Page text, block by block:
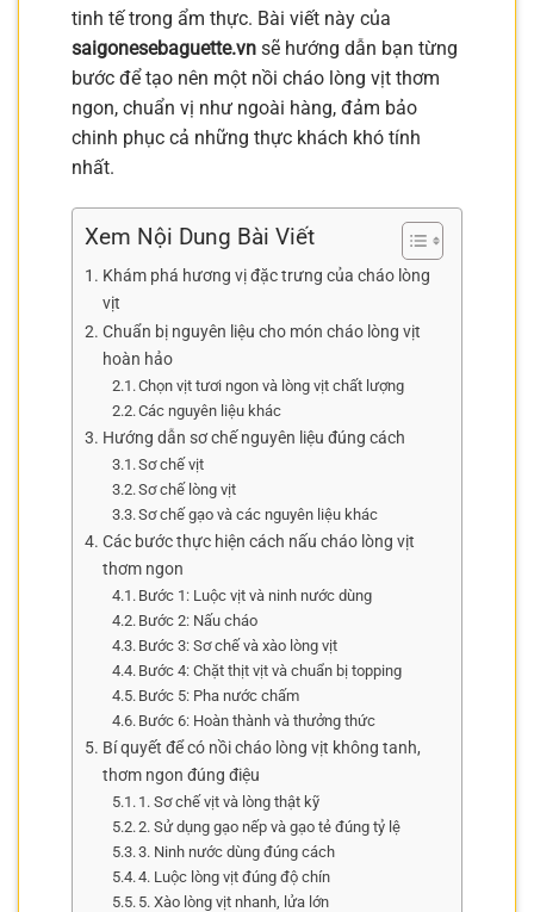
tinh tế trong ẩm thực. Bài viết này của
saigonesebaguette.vn sẽ hướng dẫn bạn từng
bước để tạo nên một nồi cháo lòng vịt thơm
ngon, chuẩn vị như ngoài hàng, đảm bảo
chinh phục cả những thực khách khó tính
nhất.
Xem Nội Dung Bài Viết
Khám phá hương vị đặc trưng của cháo lòng
vịt
Chuẩn bị nguyên liệu cho món cháo lòng vịt
hoàn hảo
Chọn vịt tươi ngon và lòng vịt chất lượng
Các nguyên liệu khác
Hướng dẫn sơ chế nguyên liệu đúng cách
Sơ chế vịt
Sơ chế lòng vịt
Sơ chế gạo và các nguyên liệu khác
Các bước thực hiện cách nấu cháo lòng vịt
thơm ngon
Bước 1: Luộc vịt và ninh nước dùng
Bước 2: Nấu cháo
Bước 3: Sơ chế và xào lòng vịt
Bước 4: Chặt thịt vịt và chuẩn bị topping
Bước 5: Pha nước chấm
Bước 6: Hoàn thành và thưởng thức
Bí quyết để có nồi cháo lòng vịt không tanh,
thơm ngon đúng điệu
1. Sơ chế vịt và lòng thật kỹ
2. Sử dụng gạo nếp và gạo tẻ đúng tỷ lệ
3. Ninh nước dùng đúng cách
4. Luộc lòng vịt đúng độ chín
5. Xào lòng vịt nhanh, lửa lớn